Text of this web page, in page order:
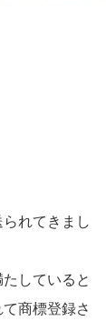
れてきまし
していると
商標登録さ